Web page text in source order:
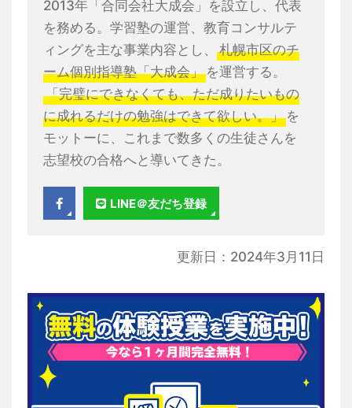
2013年「合同会社大成会」を設立し、代表
を務める。学習塾の運営、教育コンサルテ
ィングを主な事業内容とし、
札幌市区のチ
ーム個別指導塾「大成会」 を運営する。
「完璧にできなくても、ただ成りたいもの
に成れるだけの勉強はできて欲しい。」 を
モットーに、これまで数多くの生徒さんを
志望校の合格へと導いてきた。
LINE＠友だち登録
更新日：2024年3月11日